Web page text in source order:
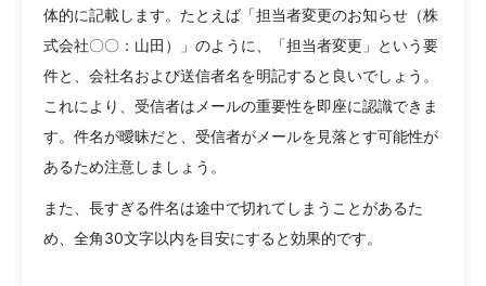
体的に記載します。たとえば「担当者変更のお知らせ（株
式会社〇〇：山田）」のように、「担当者変更」という要
件と、会社名および送信者名を明記すると良いでしょう。
これにより、受信者はメールの重要性を即座に認識できま
す。件名が曖昧だと、受信者がメールを見落とす可能性が
あるため注意しましょう。
また、長すぎる件名は途中で切れてしまうことがあるた
め、全角30文字以内を目安にすると効果的です。